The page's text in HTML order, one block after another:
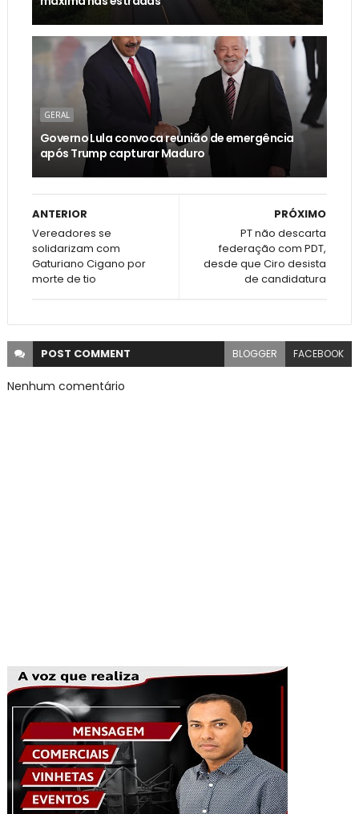
GERAL
Governo Lula convoca reunião de emergência
após Trump capturar Maduro
PRÓXIMO
PT não descarta
federação com PDT,
desde que Ciro desista
de candidatura
ANTERIOR
Vereadores se
solidarizam com
Gaturiano Cigano por
morte de tio
POST COMMENT BLOGGER FACEBOOK
Nenhum comentário